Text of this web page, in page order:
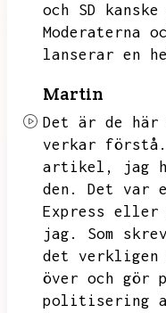
och SD
Moderaterna
lanserar en
Martin
Det är de
verkar förstå.
artikel,
jag
den.
Det var
Express
jag.
Som
det
över och gör
politisering